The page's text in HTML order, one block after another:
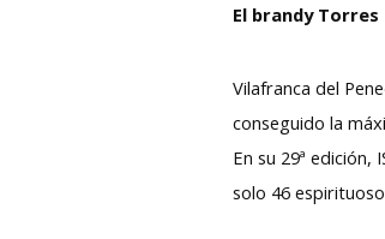
El brandy
Vilafranca del
conseguido la
En su 29ª
solo 46